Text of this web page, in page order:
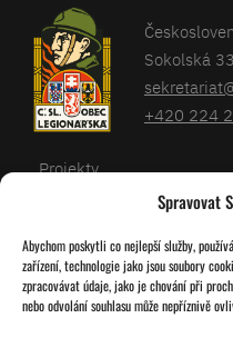
Spravovat
Abychom poskytli co nejlepší služby,
zařízení, technologie jako jsou soubory
zpracovávat údaje, jako je chování při
nebo odvolání souhlasu může nepříznivě
Sokolská
+420 224
Projekty
Kalendář
O nás